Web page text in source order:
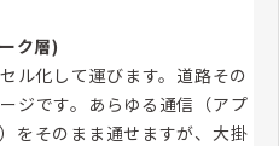
ク層)
ル化して運びます。道路その
ジです。あらゆる通信（アプ
をそのまま通せますが、大掛